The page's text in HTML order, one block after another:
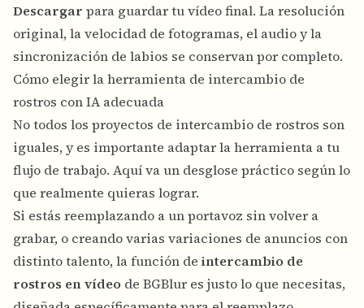
Descargar para guardar tu vídeo final. La resolución
original, la velocidad de fotogramas, el audio y la
sincronización de labios se conservan por completo.
Cómo elegir la herramienta de intercambio de
rostros con IA adecuada
No todos los proyectos de intercambio de rostros son
iguales, y es importante adaptar la herramienta a tu
flujo de trabajo. Aquí va un desglose práctico según lo
que realmente quieras lograr.
Si estás reemplazando a un portavoz sin volver a
grabar, o creando varias variaciones de anuncios con
distinto talento, la función de intercambio de
rostros en vídeo de BGBlur es justo lo que necesitas,